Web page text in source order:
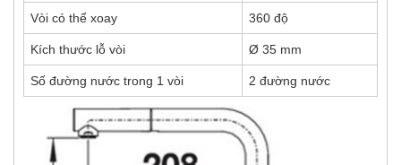
Vòi có thể xoay 360 độ
Kích thước lỗ vòi Ø 35 mm
Số đường nước trong 1 vòi 2 đường nước